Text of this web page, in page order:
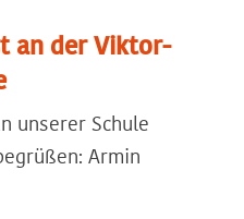
an der Viktor-
unserer Schule
Armin